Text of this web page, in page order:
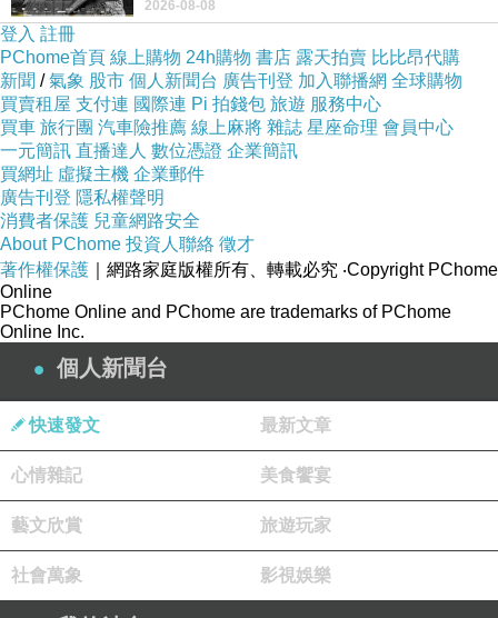
震中倒塌，七個人終於離開那片黑暗，
2026-08-08
登入 註冊
PChome首頁 線上購物 24h購物 書店 露天拍賣 比比昂代購
新聞 /氣象 股市 個人新聞台 廣告刊登 加入聯播網 全球購物
買賣租屋 支付連 國際連 Pi 拍錢包 旅遊 服務中心
買車 旅行團 汽車險推薦 線上麻將 雜誌 星座命理 會員中心
一元簡訊 直播達人 數位憑證 企業簡訊
買網址 虛擬主機 企業郵件
廣告刊登 隱私權聲明
消費者保護 兒童網路安全
About PChome 投資人聯絡 徵才
著作權保護 ｜網路家庭版權所有、轉載必究 ‧Copyright PChome
Online
PChome Online and PChome are trademarks of PChome
Online Inc.
個人新聞台
快速發文 最新文章
心情雜記 美食饗宴
藝文欣賞 旅遊玩家
社會萬象 影視娛樂